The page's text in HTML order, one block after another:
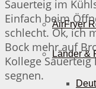
AirFryer
Länder &
Sauerteig im
Einfach beim
schlecht. Ok, ich
Bock mehr auf
Kollege
segnen.